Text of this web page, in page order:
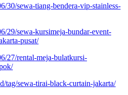
30/sewa-tiang-bendera-vip-stainless-
29/sewa-kursimeja-bundar-event-
pusat/
27/rental-meja-bulatkursi-
tag/sewa-tirai-black-curtain-jakarta/